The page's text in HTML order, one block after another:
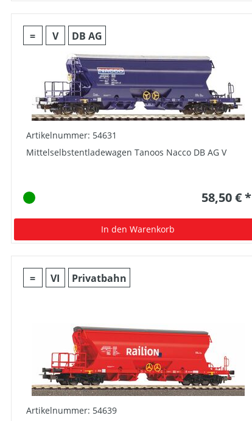
= V DB AG
Artikelnummer: 54631
Mittelselbstentladewagen Tanoos Nacco DB AG V
58,50 € *
In den Warenkorb
= VI Privatbahn
Artikelnummer: 54639